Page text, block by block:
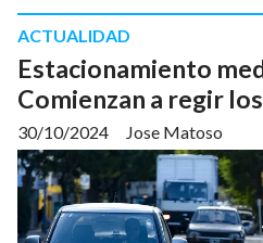
Estacionamiento
Comienzan a regir
Jose Matoso
ACTUALIDAD
30/10/2024